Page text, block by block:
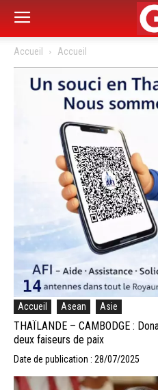
Accueil Accueil
Accueil Asean Asie
THAÏLANDE – CAMBODGE :
deux faiseurs de paix
Date de publication : 28/07/2025